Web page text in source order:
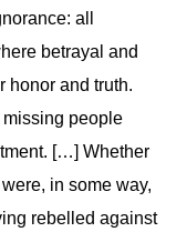
all
betrayal and
honor and truth.
people
[…] Whether
in some way,
rebelled against